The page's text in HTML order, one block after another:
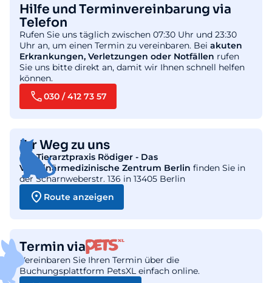
Hilfe und Terminvereinbarung via
Telefon
Rufen Sie uns täglich zwischen 07:30 Uhr und 23:30
Uhr an, um einen Termin zu vereinbaren. Bei akuten
Erkrankungen, Verletzungen oder Notfällen rufen
Sie uns bitte direkt an, damit wir Ihnen schnell helfen
können.
030 / 412 73 57
Ihr Weg zu uns
DieTierarztpraxis Rödiger - Das
Veterinärmedizinische Zentrum Berlin finden Sie in
der Scharnweberstr. 136 in 13405 Berlin
Route anzeigen
Termin via
Vereinbaren Sie Ihren Termin über die
Buchungsplattform PetsXL einfach online.